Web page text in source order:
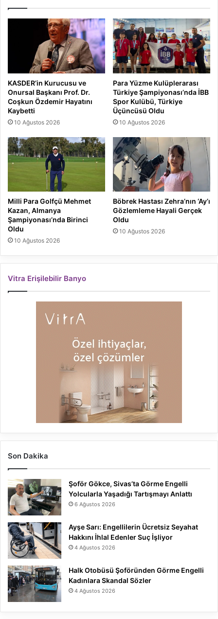
KASDER’in Kurucusu ve
Onursal Başkanı Prof. Dr.
Coşkun Özdemir Hayatını
Kaybetti
10 Ağustos 2026
Para Yüzme Kulüplerarası
Türkiye Şampiyonası’nda İBB
Spor Kulübü, Türkiye
Üçüncüsü Oldu
10 Ağustos 2026
Milli Para Golfçü Mehmet
Kazan, Almanya
Şampiyonası’nda Birinci
Oldu
10 Ağustos 2026
Böbrek Hastası Zehra’nın ‘Ay’ı
Gözlemleme Hayali Gerçek
Oldu
10 Ağustos 2026
Vitra Erişilebilir Banyo
Son Dakika
Şoför Gökce, Sivas’ta Görme Engelli
Yolcularla Yaşadığı Tartışmayı Anlattı
6 Ağustos 2026
Ayşe Sarı: Engellilerin Ücretsiz Seyahat
Hakkını İhlal Edenler Suç İşliyor
4 Ağustos 2026
Halk Otobüsü Şoföründen Görme Engelli
Kadınlara Skandal Sözler
4 Ağustos 2026